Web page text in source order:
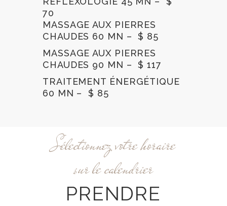
70
MASSAGE AUX PIERRES
CHAUDES 60 MN – $ 85
MASSAGE AUX PIERRES
CHAUDES 90 MN – $ 117
TRAITEMENT ÉNERGÉTIQUE
60 MN – $ 85
Sélectionnez votre horaire
sur le calendrier
PRENDRE